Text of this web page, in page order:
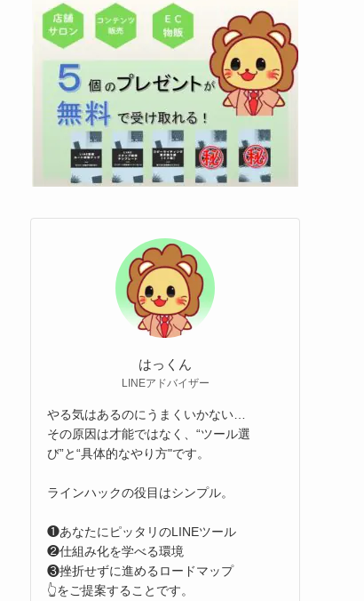
はっくん
LINEアドバイザー
やる気はあるのにうまくいかない…
その原因は才能ではなく、“ツール選
び”と“具体的なやり方"です。
ラインハックの役目はシンプル。
❶あなたにピッタリのLINEツール
❷仕組み化を学べる環境
❸挫折せずに進めるロードマップ
👆をご提案することです。